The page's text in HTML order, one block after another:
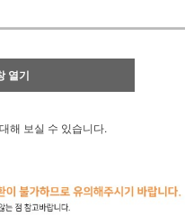
열기
해 보실 수 있습니다.